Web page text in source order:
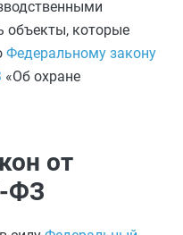
объекты, которые
Федеральному закону
«Об охране
от
ФЗ